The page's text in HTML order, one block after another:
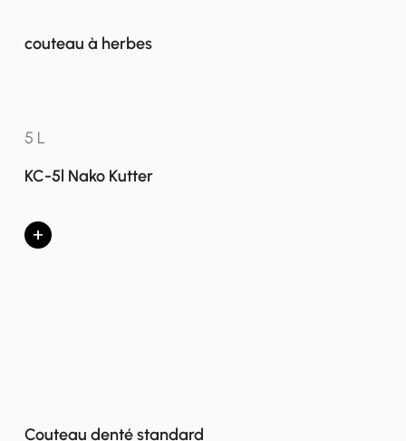
couteau à herbes
5 L
KC-5l Nako Kutter
+
Couteau denté standard